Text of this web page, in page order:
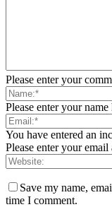
Please enter your
Please enter your name
You have entered an
Please enter your email
Save my name,
time I comment.